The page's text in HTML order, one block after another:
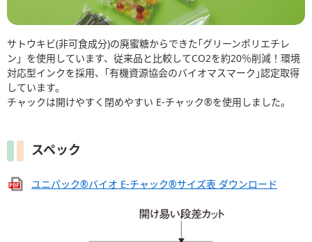
サトウキビ(非可食成分)の廃蜜糖からできた｢グリーンポリエチレ
ン」を使用しています、従来品と比較してCO2を約20％削減！環境
対応型インクを採用、｢有機資源協会のバイオマスマーク｣認定取得
しています。
チャックは開けやすく閉めやすい E-チャック®を使用しました。
スペック
ユニパック®バイオ E-チャック®サイズ表 ダウンロード